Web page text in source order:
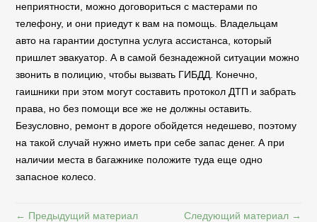
неприятности, можно договориться с мастерами по
телефону, и они приедут к вам на помощь. Владельцам
авто на гарантии доступна услуга ассистанса, который
пришлет эвакуатор. А в самой безнадежной ситуации можно
звонить в полицию, чтобы вызвать ГИБДД. Конечно,
гаишники при этом могут составить протокол ДТП и забрать
права, но без помощи все же не должны оставить.
Безусловно, ремонт в дороге обойдется недешево, поэтому
на такой случай нужно иметь при себе запас денег. А при
наличии места в багажнике положите туда еще одно
запасное колесо.
← Предыдущий материал Следующий материал →